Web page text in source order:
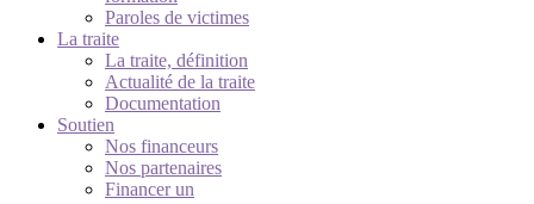
Paroles de victimes
La traite
La traite, définition
Actualité de la traite
Documentation
Soutien
Nos financeurs
Nos partenaires
Financer un